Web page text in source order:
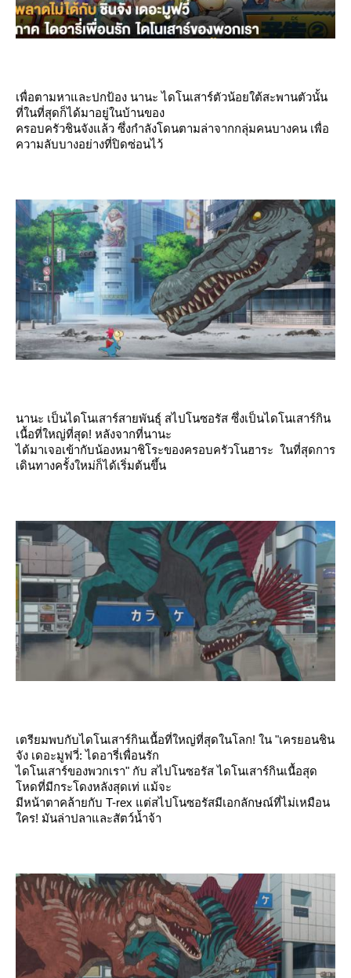
เพื่อตามหาและปกป้อง นานะ ไดโนเสาร์ตัวน้อยใต้สะพานตัวนั้น
ที่ในที่สุดก็ได้มาอยู่ในบ้านของ
ครอบครัวชินจังแล้ว ซึ่งกำลังโดนตามล่าจากกลุ่มคนบางคน เพื่อ
ความลับบางอย่างที่ปิดซ่อนไว้
นานะ เป็นไดโนเสาร์สายพันธุ์ สไปโนซอรัส ซึ่งเป็นไดโนเสาร์กิน
เนื้อที่ใหญ่ที่สุด! หลังจากที่นานะ
ได้มาเจอเข้ากับน้องหมาชิโระของครอบครัวโนฮาระ ในที่สุดการ
เดินทางครั้งใหม่ก็ได้เริ่มต้นขึ้น
เตรียมพบกับไดโนเสาร์กินเนื้อที่ใหญ่ที่สุดในโลก! ใน "เครยอนชิน
จัง เดอะมูฟวี่: ไดอารี่เพื่อนรัก
ไดโนเสาร์ของพวกเรา" กับ สไปโนซอรัส ไดโนเสาร์กินเนื้อสุด
หดที่มีกระโดงหลังสุดเท่ แม้จะ
มีหน้าตาคล้ายกับ T-rex แต่สไปโนซอรัสมีเอกลักษณ์ที่ไม่เหมือน
คร! มันล่าปลาและสัตว์น้ำจ้า